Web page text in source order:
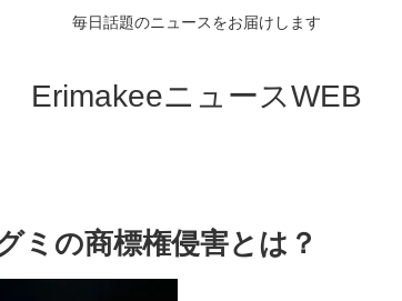
毎日話題のニュースをお届けします
ErimakeeニュースWEB
ミの商標権侵害とは？